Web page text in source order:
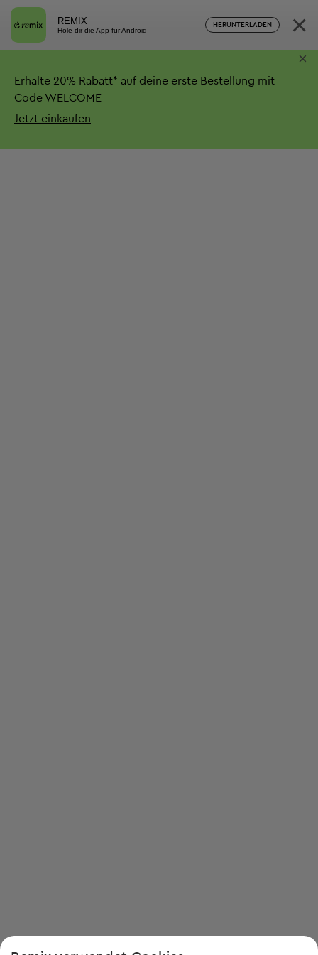
REMIX
Hole dir die App für Android
HERUNTERLADEN ×
Erhalte 20% Rabatt* auf deine erste Bestellung mit
Code WELCOME
Jetzt einkaufen
×